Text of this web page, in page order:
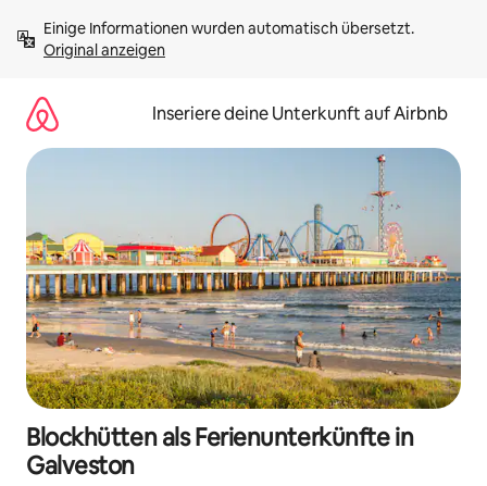
Inhalten
springenOriginal anzeigen
Inseriere deine Unterkunft auf Airbnb
Blockhütten als Ferienunterkünfte in
Galveston